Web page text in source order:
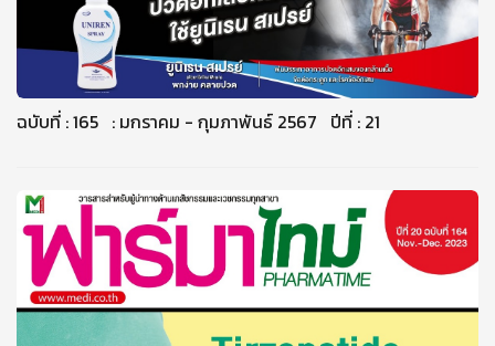
ฉบับที่ : 165 : มกราคม - กุมภาพันธ์ 2567 ปีที่ : 21